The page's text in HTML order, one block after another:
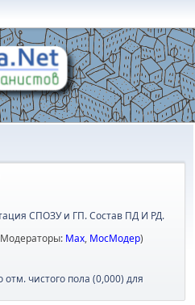
СПОЗУ и ГП. Состав ПД И РД.
Max, МосМодер)
чистого пола (0,000) для